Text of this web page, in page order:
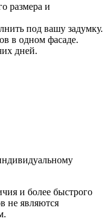
размера и
под вашу задумку.
в одном фасаде.
дней.
и более быстрого
не являются